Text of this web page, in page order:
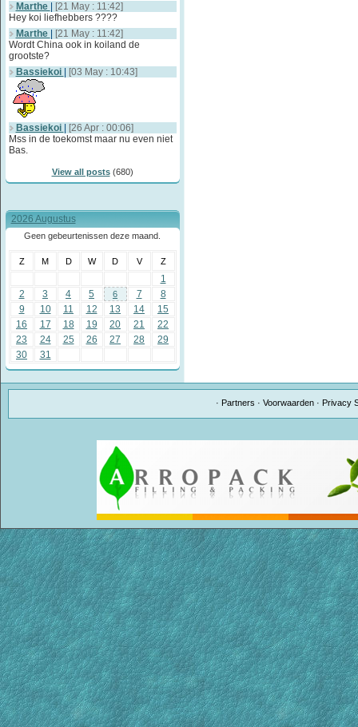
Marthe
[21 May : 11:42]
Hey koi liefhebbers ????
Marthe
[21 May : 11:42]
Wordt China ook in koiland de
grootste?
Bassiekoi
[03 May : 10:43]
Bassiekoi
[26 Apr : 00:06]
Mss in de toekomst maar nu even niet
Bas.
View all posts(680)
2026 Augustus
Geen gebeurtenissen deze maand.
Z M D W D V Z
1
2
3 4 5 6 7
8
9
10 11 12 13 14
15
16
17 18 19 20 21
22
23
24 25 26 27 28
29
30
31
· Partners ·Voorwaarden · Privacy